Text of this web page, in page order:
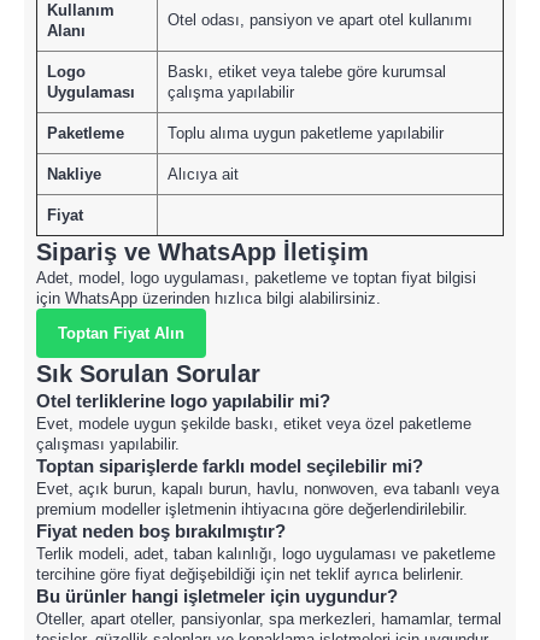
Kullanım
Alanı
Otel odası, pansiyon ve apart otel kullanımı
Logo
Uygulaması
Baskı, etiket veya talebe göre kurumsal
çalışma yapılabilir
Paketleme Toplu alıma uygun paketleme yapılabilir
Nakliye Alıcıya ait
Fiyat
Sipariş ve WhatsApp İletişim
Adet, model, logo uygulaması, paketleme ve toptan fiyat bilgisi
için WhatsApp üzerinden hızlıca bilgi alabilirsiniz.
Toptan Fiyat Alın
Sık Sorulan Sorular
Otel terliklerine logo yapılabilir mi?
Evet, modele uygun şekilde baskı, etiket veya özel paketleme
çalışması yapılabilir.
Toptan siparişlerde farklı model seçilebilir mi?
Evet, açık burun, kapalı burun, havlu, nonwoven, eva tabanlı veya
premium modeller işletmenin ihtiyacına göre değerlendirilebilir.
Fiyat neden boş bırakılmıştır?
Terlik modeli, adet, taban kalınlığı, logo uygulaması ve paketleme
tercihine göre fiyat değişebildiği için net teklif ayrıca belirlenir.
Bu ürünler hangi işletmeler için uygundur?
Oteller, apart oteller, pansiyonlar, spa merkezleri, hamamlar, termal